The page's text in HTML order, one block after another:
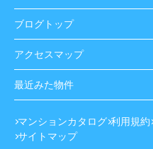
ブログトップ
アクセスマップ
最近みた物件
マンションカタログ 利用規約
サイトマップ